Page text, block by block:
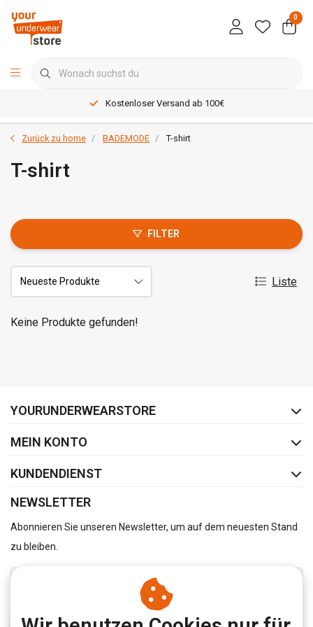
0
Kostenloser Versand ab 100€
Zurück zu home BADEMODE T-shirt
T-shirt
FILTER
Liste
Keine Produkte gefunden!
YOURUNDERWEARSTORE
MEIN KONTO
KUNDENDIENST
NEWSLETTER
Abonnieren Sie unseren Newsletter, um auf dem neuesten Stand
zu bleiben.
ABONNIEREN